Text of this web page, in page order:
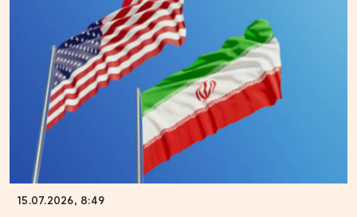
15.07.2026, 8:49